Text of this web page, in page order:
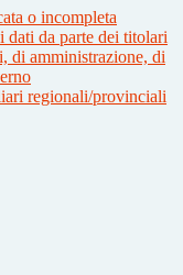
o incompleta
dati da parte dei titolari
di amministrazione, di
regionali/provinciali